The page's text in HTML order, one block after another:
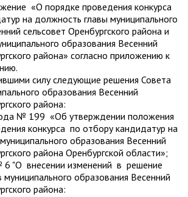
«О порядке проведения конкурса
на должность главы муниципального
сельсовет Оренбургского района и
образования Весенний
района» согласно приложению к
силу следующие решения Совета
образования Весенний
района:
№ 199 «Об утверждении положения
конкурса по отбору кандидатур на
образования Весенний
района Оренбургской области»;
"О внесении изменений в решение
образования Весенний
района: